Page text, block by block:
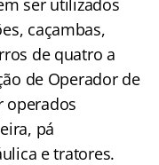
ser utilizados
caçambas,
de quatro a
de Operador de
operados
pá
e tratores.